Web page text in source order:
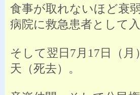
食事が取れないほど衰
病院に救急患者として入
そして翌日7月17日（
天（死去）。